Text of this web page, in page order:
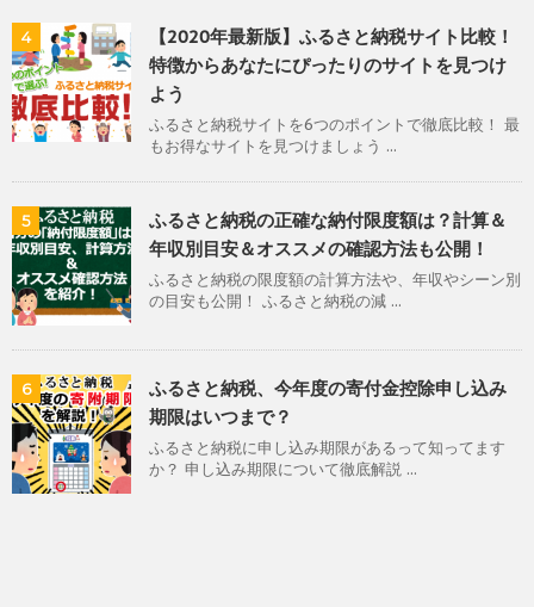
4
【2020年最新版】ふるさと納税サイト比較！
特徴からあなたにぴったりのサイトを見つけ
よう
ふるさと納税サイトを6つのポイントで徹底比較！ 最
もお得なサイトを見つけましょう ...
5
ふるさと納税の正確な納付限度額は？計算＆
年収別目安＆オススメの確認方法も公開！
ふるさと納税の限度額の計算方法や、年収やシーン別
の目安も公開！ ふるさと納税の減 ...
6
ふるさと納税、今年度の寄付金控除申し込み
期限はいつまで？
ふるさと納税に申し込み期限があるって知ってます
か？ 申し込み期限について徹底解説 ...